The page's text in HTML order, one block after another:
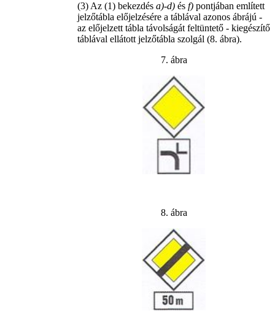
(3) Az (1) bekezdés a)-d) és f) pontjában említett
jelzőtábla előjelzésére a táblával azonos ábrájú -
az előjelzett tábla távolságát feltüntető - kiegészítő
táblával ellátott jelzőtábla szolgál (8. ábra).
7. ábra
8. ábra